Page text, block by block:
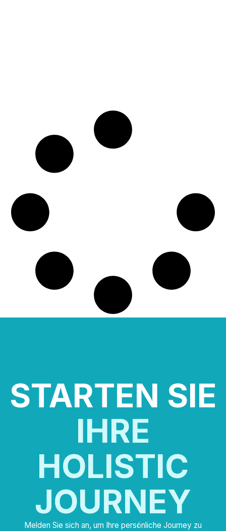
STARTEN SIE
IHRE
HOLISTIC
JOURNEY
Melden Sie sich an, um Ihre persönliche Journey zu